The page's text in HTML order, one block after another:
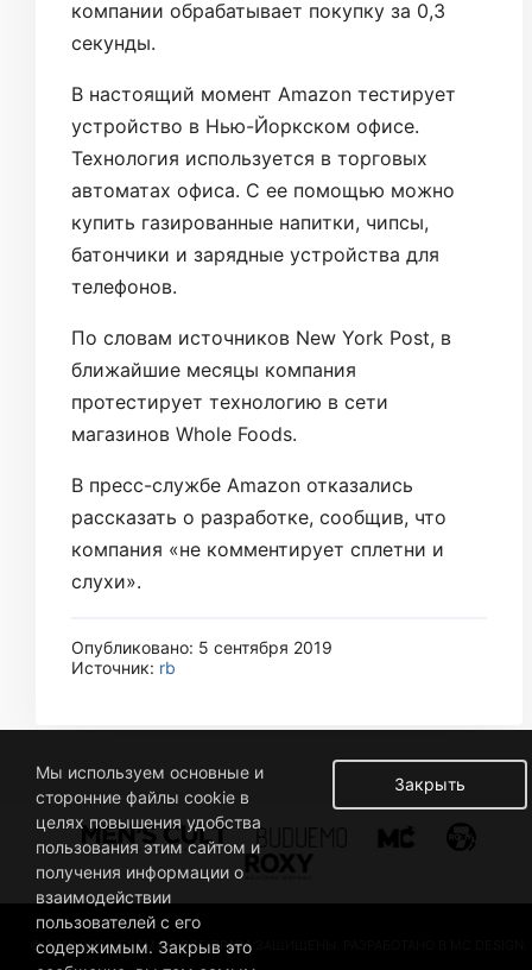
компании обрабатывает покупку за 0,3
секунды.
В настоящий момент Amazon тестирует
устройство в Нью-Йоркском офисе.
Технология используется в торговых
автоматах офиса. С ее помощью можно
купить газированные напитки, чипсы,
батончики и зарядные устройства для
телефонов.
По словам источников New York Post, в
ближайшие месяцы компания
протестирует технологию в сети
магазинов Whole Foods.
В пресс-службе Amazon отказались
рассказать о разработке, сообщив, что
компания «не комментирует сплетни и
слухи».
Опубликовано: 5 сентября 2019
Источник: rb
© 2019 BUSINESSMAN. ВСЕ ПРАВА ЗАЩИЩЕНЫ. РАЗРАБОТАНО В MC DESIGN.
Закрыть
Мы используем основные и
сторонние файлы cookie в
целях повышения удобства
пользования этим сайтом и
получения информации о
взаимодействии
пользователей с его
содержимым. Закрыв это